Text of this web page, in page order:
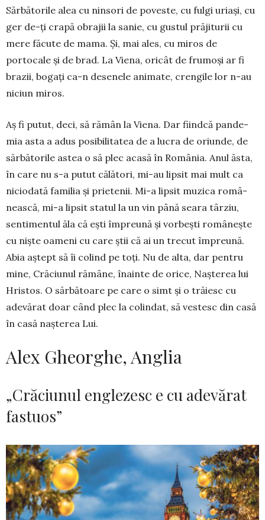
Sărbătorile alea cu ninsori de poveste, cu fulgi uri­ași, cu
ger de-ți crapă obrajii la sanie, cu gustul pră­ji­turii cu
mere făcute de mama. Și, mai ales, cu mi­ros de
portocale și de brad. La Viena, oricât de fru­moși ar fi
brazii, bogați ca-n desenele animate, crengile lor n-au
ni­ciun miros.
Aș fi putut, deci, să rămân la Viena. Dar fiindcă pan­de­
mia asta a adus po­sibilitatea de a lucra de oriunde, de
sărbă­torile astea o să plec acasă în România. Anul ăsta,
în care nu s-a putut călători, mi-au lipsit mai mult ca
niciodată familia și prietenii. Mi-a lip­sit muzica româ­
neas­că, mi-a lipsit statul la un vin până seara târziu,
sentimentul ăla că ești împreună și vorbești românește
cu niște oameni cu care știi că ai un trecut împreună.
Abia aștept să îi colind pe toți. Nu de alta, dar pentru
mine, Crăciunul rămâne, înainte de orice, Nașterea lui
Hristos. O sărbătoare pe care o simt și o trăiesc cu
adevărat doar când plec la colindat, să vestesc din casă
în casă nașterea Lui.
Alex Gheorghe, Anglia
„Crăciunul englezesc e cu adevărat
fastuos”